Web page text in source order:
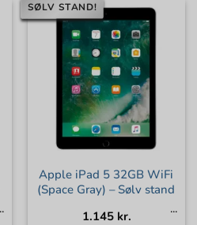
SØLV STAND!
Apple iPad 5 32GB WiFi
(Space Gray) – Sølv stand
1.145 kr.